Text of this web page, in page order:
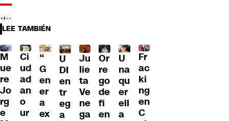
LEE TAMBIÉN
M
ue
re
Jo
rg
e
Ci
ud
ad
an
o
ur
“
G
en
er
a
ex
U
DI
en
tr
eg
a
Ju
lie
ta
Ve
ne
ga
Or
re
go
de
fi
en
U
na
qu
er
ell
a
Fr
ac
ki
ng
en
C